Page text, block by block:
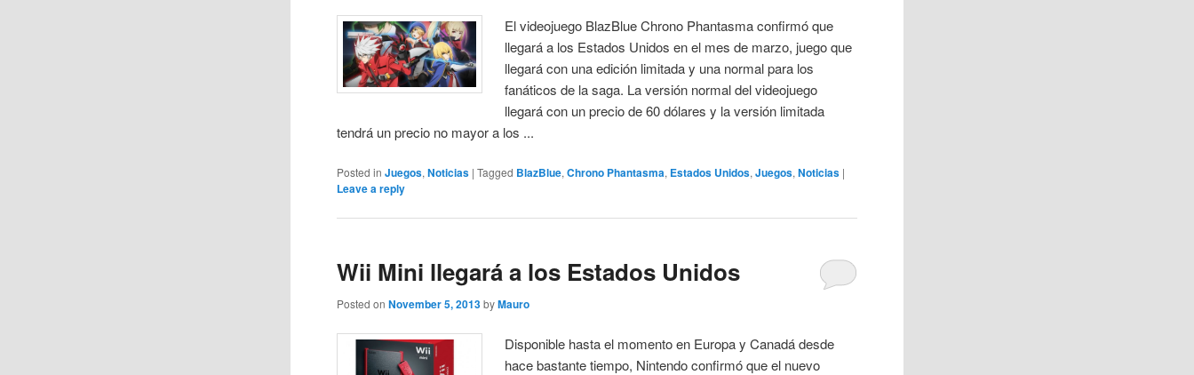
El videojuego BlazBlue Chrono Phantasma confirmó que
llegará a los Estados Unidos en el mes de marzo, juego que
llegará con una edición limitada y una normal para los
fanáticos de la saga. La versión normal del videojuego
llegará con un precio de 60 dólares y la versión limitada
tendrá un precio no mayor a los ...
Posted in Juegos,Noticias |Tagged BlazBlue,Chrono Phantasma, Estados Unidos,Juegos,Noticias |
Leave a reply
Wii Mini llegará a los Estados Unidos
Posted onNovember 5, 2013 byMauro
Disponible hasta el momento en Europa y Canadá desde
hace bastante tiempo, Nintendo confirmó que el nuevo